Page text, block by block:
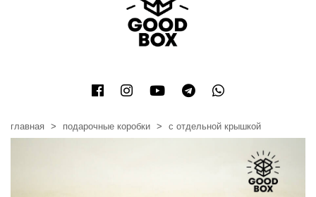
главная подарочные коробки с отдельной крышкой